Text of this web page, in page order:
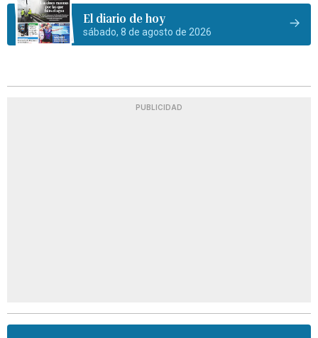
El diario de hoy
sábado, 8 de agosto de 2026
PUBLICIDAD